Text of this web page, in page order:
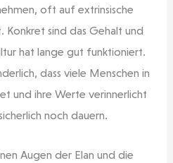
oft auf extrinsische
sind das Gehalt und
hat lange gut funktioniert.
dass viele Menschen in
und ihre Werte verinnerlicht
noch dauern.
Augen der Elan und die